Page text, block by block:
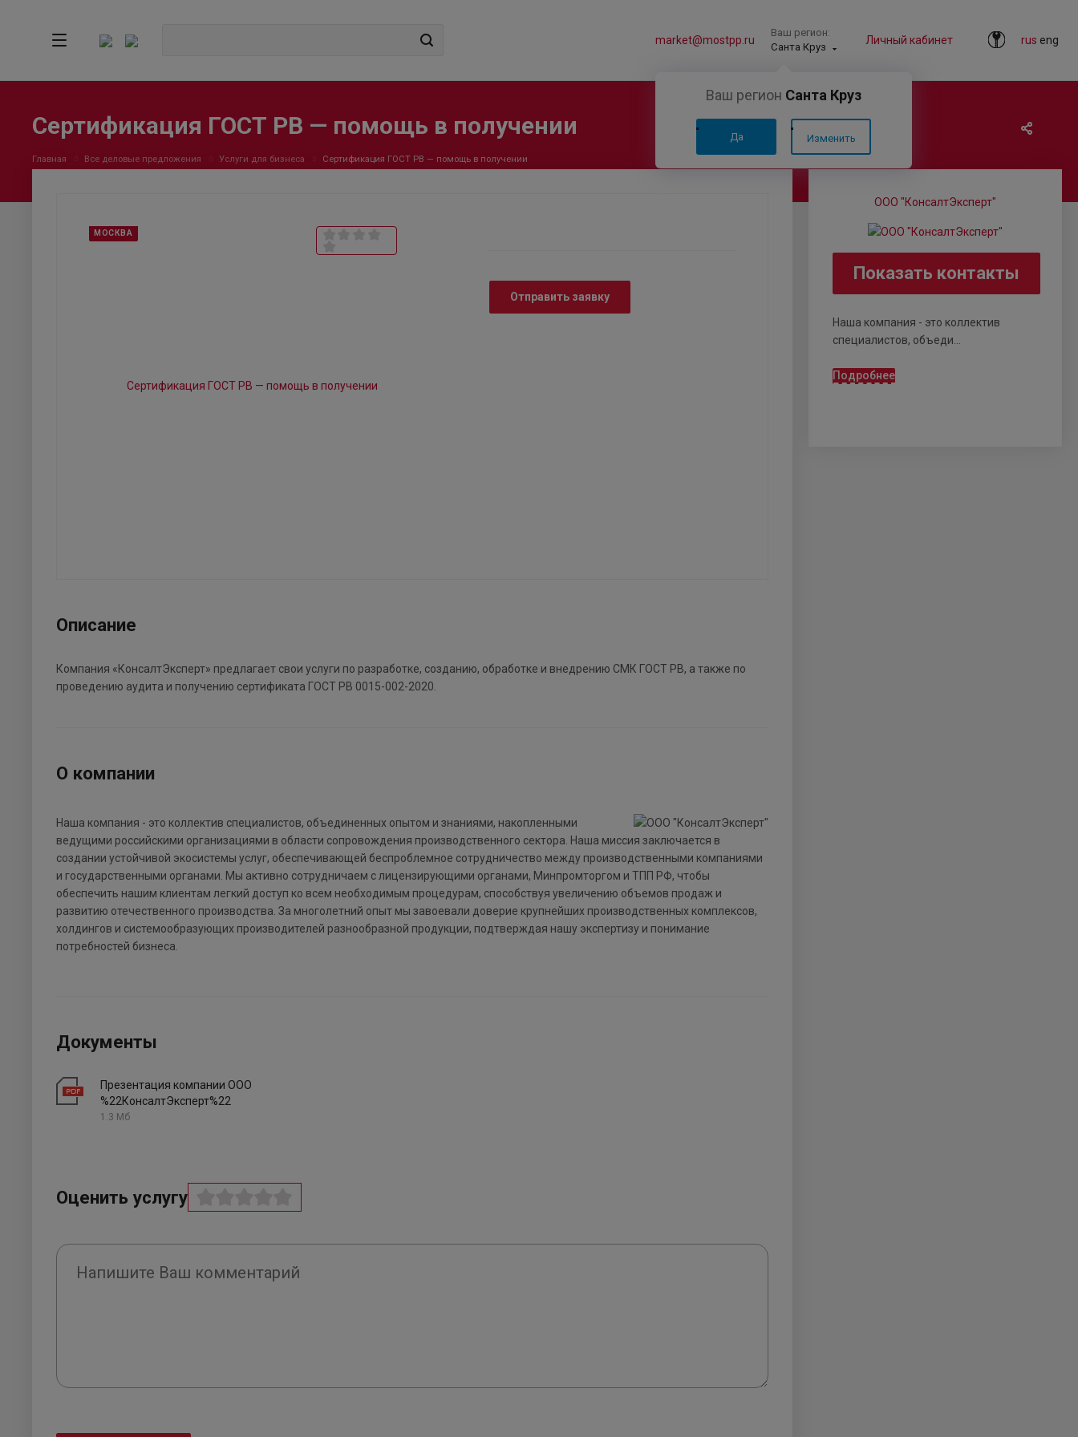
rus eng
Личный кабинет
Ваш регион:
Санта Круз
Ваш регион Санта Круз
Да Изменить
market@mostpp.ru
Сертификация ГОСТ РВ — помощь в получении
Главная Все деловые предложения Услуги для бизнеса Сертификация ГОСТ РВ — помощь в получении
ООО "КонсалтЭксперт"
Показать контакты
Наша компания - это коллектив
специалистов, объеди...
Подробнее
МОСКВА
Отправить заявку
Описание
Компания «КонсалтЭксперт» предлагает свои услуги по разработке, созданию, обработке и внедрению СМК ГОСТ РВ, а также по
проведению аудита и получению сертификата ГОСТ РВ 0015-002-2020.
О компании
Наша компания - это коллектив специалистов, объединенных опытом и знаниями, накопленными
ведущими российскими организациями в области сопровождения производственного сектора. Наша миссия заключается в
создании устойчивой экосистемы услуг, обеспечивающей беспроблемное сотрудничество между производственными компаниями
и государственными органами. Мы активно сотрудничаем с лицензирующими органами, Минпромторгом и ТПП РФ, чтобы
обеспечить нашим клиентам легкий доступ ко всем необходимым процедурам, способствуя увеличению объемов продаж и
развитию отечественного производства. За многолетний опыт мы завоевали доверие крупнейших производственных комплексов,
холдингов и системообразующих производителей разнообразной продукции, подтверждая нашу экспертизу и понимание
потребностей бизнеса.
Документы
Презентация компании ООО
%22КонсалтЭксперт%22
1.3 Мб
Оценить услугу